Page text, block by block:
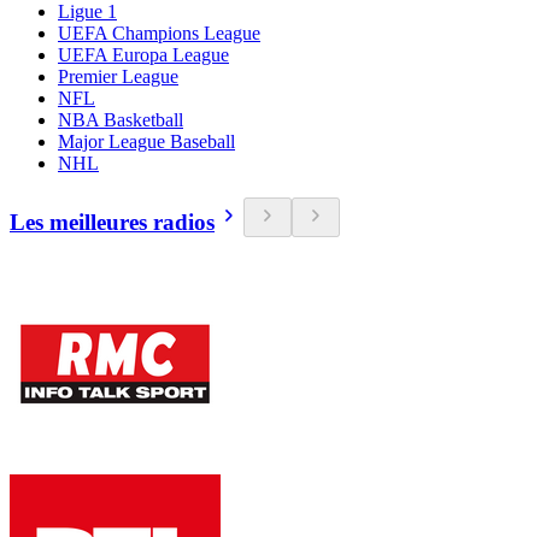
Ligue 1
UEFA Champions League
UEFA Europa League
Premier League
NFL
NBA Basketball
Major League Baseball
NHL
Les meilleures radios